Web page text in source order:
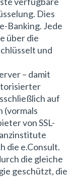
Dies
Banking. Jede
über die
und
– damit
auf
(vormals
von SSL-
die e.Consult.
die gleiche
geschützt, die